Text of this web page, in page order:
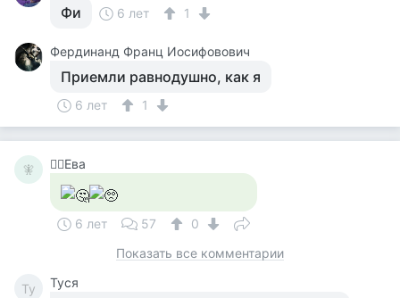
Фи 6 лет 1
Фердинанд Франц Иосифовович
Приемли равнодушно, как я
6 лет 1
🧚‍ 🧚‍♀️Ева
6 лет 57
0
Показать все комментарии
Ty Tycя